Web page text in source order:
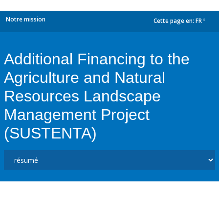
Notre mission Cette page en: FR
Additional Financing to the
Agriculture and Natural
Resources Landscape
Management Project
(SUSTENTA)